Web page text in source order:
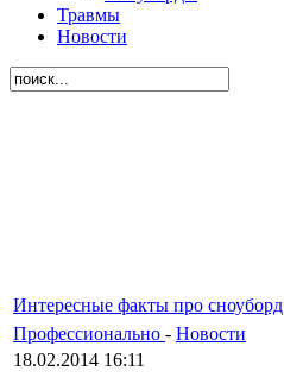
Травмы
Новости
Интересные факты про сноуборд
Профессионально - Новости
18.02.2014 16:11